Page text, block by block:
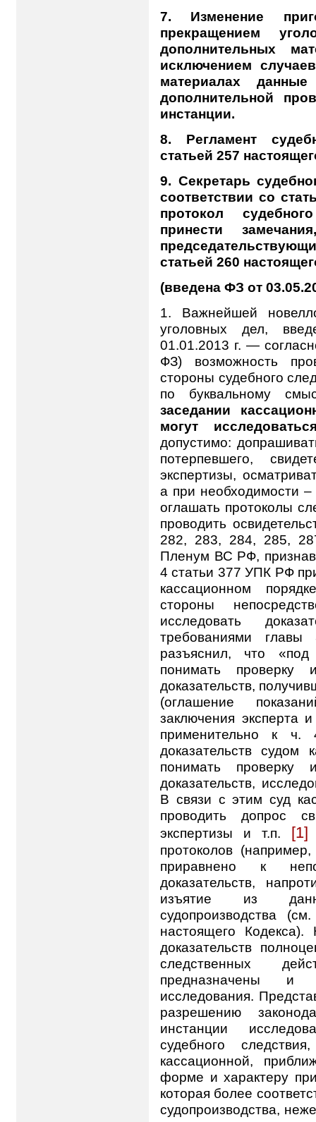
7. Изменение
прекращением
дополнительных
исключением
материалах
дополнительной
инстанции.
8. Регламент
статьей 257
9. Секретарь
соответствии со
протокол
принести
статьей 260
(введена ФЗ от
1. Важнейшей
уголовных дел,
01.01.2013 г. —
ФЗ) возможность
стороны судебного
по буквальному
заседании
могут
допустимо:
потерпевшего,
экспертизы,
а при необходимости
оглашать протоколы
проводить
282, 283, 284, 285,
Пленум ВС РФ,
4 статьи 377 УПК РФ
кассационном
стороны
исследовать
требованиями
разъяснил, что «под
понимать проверку
доказательств,
(оглашение
заключения эксперта и
применительно к ч.
доказательств судом
понимать проверку
доказательств,
В связи с этим суд
проводить допрос
экспертизы и т.п.
[1]
протоколов
приравнено к
доказательств,
изъятие из
судопроизводства
настоящего Кодекса).
доказательств
следственных
предназначены и
исследования.
разрешению
инстанции
судебного
кассационной,
форме и характеру
которая более
судопроизводства,